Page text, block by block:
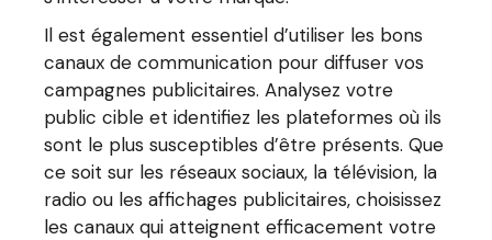
Il est également essentiel d’utiliser les bons
canaux de communication pour diffuser vos
campagnes publicitaires. Analysez votre
public cible et identifiez les plateformes où ils
sont le plus susceptibles d’être présents. Que
ce soit sur les réseaux sociaux, la télévision, la
radio ou les affichages publicitaires, choisissez
les canaux qui atteignent efficacement votre